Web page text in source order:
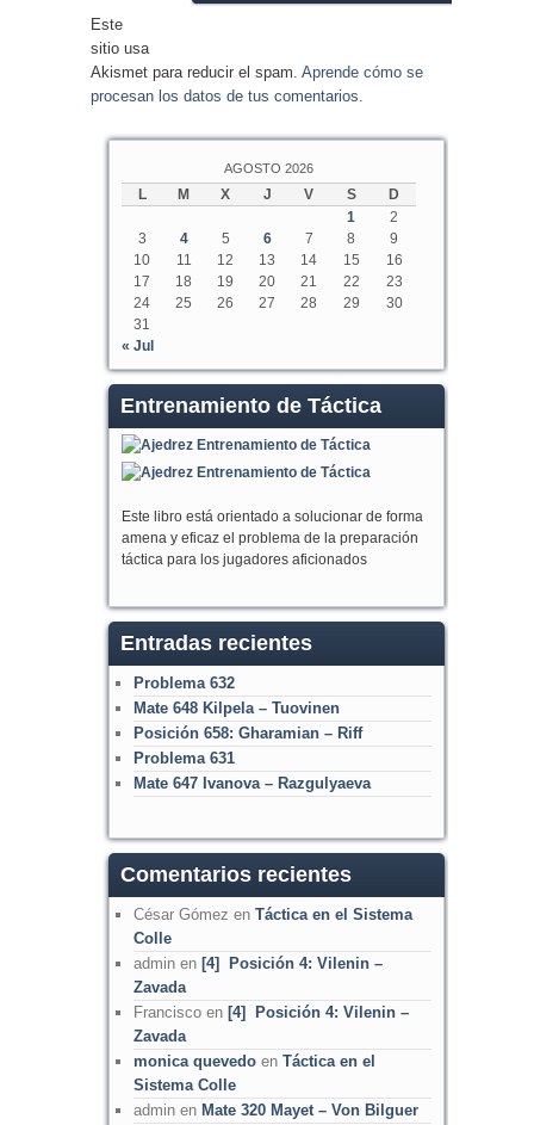
Este
sitio usa
Akismet para reducir el spam. Aprende cómo se
procesan los datos de tus comentarios.
AGOSTO 2026
L M X J V S
D
1
2
3
4 5 6 7 8
9
10
11 12 13 14 15
16
17
18 19 20 21 22
23
24
25 26 27 28 29
30
31
« Jul
Entrenamiento de Táctica
Este libro está orientado a solucionar de forma
amena y eficaz el problema de la preparación
táctica para los jugadores aficionados
Entradas recientes
Problema 632
Mate 648 Kilpela – Tuovinen
Posición 658: Gharamian – Riff
Problema 631
Mate 647 Ivanova – Razgulyaeva
Comentarios recientes
César Gómez en Táctica en el Sistema
Colle
adminen [4] Posición 4: Vilenin –
Zavada
Franciscoen [4] Posición 4: Vilenin –
Zavada
monica quevedoen Táctica en el
Sistema Colle
adminen Mate 320 Mayet – Von Bilguer